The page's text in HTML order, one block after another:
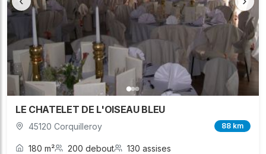
LE CHATELET DE L'OISEAU BLEU
45120 Corquilleroy 88 km
180 m² 200 debout 130 assises